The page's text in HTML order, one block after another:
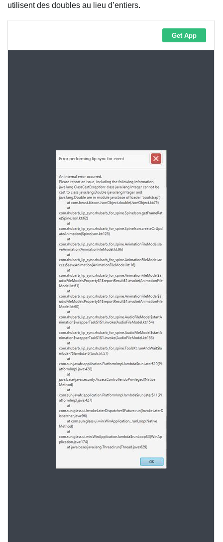
utilisent des doubles au lieu d’entiers.